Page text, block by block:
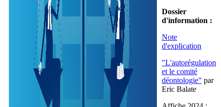
Dossier
d'information :
Note
d'explication
"L'autorégulation
et le comité
déontologie" par
Eric Balate